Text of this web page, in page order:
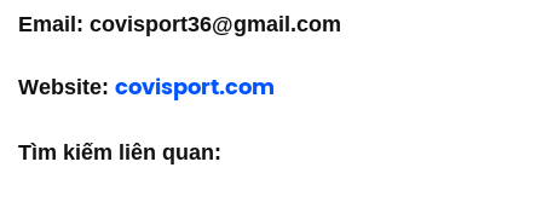
Email: covisport36@gmail.com
Website: covisport.com
Tìm kiếm liên quan: